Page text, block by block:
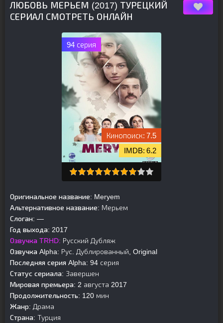
ЛЮБОВЬ МЕРЬЕМ (2017) ТУРЕЦКИЙ
СЕРИАЛ СМОТРЕТЬ ОНЛАЙН
94 серия
7.5
6.2
Оригинальное название: Meryem
Альтернативное название: Мерьем
Слоган: —
Год выхода: 2017
Озвучка TRHD: Русский Дубляж
Озвучка Alpha: Рус. Дублированный, Original
Последняя серия Alpha: 94 серия
Статус сериала: Завершен
Мировая премьера: 2 августа 2017
Продолжительность: 120 мин
Жанр: Драма
Страна: Турция